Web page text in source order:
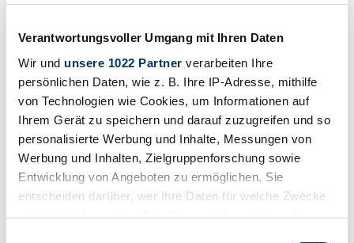
Verantwortungsvoller Umgang mit Ihren Daten
Wir und unsere 1022 Partner verarbeiten Ihre
persönlichen Daten, wie z. B. Ihre IP-Adresse, mithilfe
von Technologien wie Cookies, um Informationen auf
Ihrem Gerät zu speichern und darauf zuzugreifen und so
personalisierte Werbung und Inhalte, Messungen von
Werbung und Inhalten, Zielgruppenforschung sowie
Entwicklung von Angeboten zu ermöglichen. Sie
entscheiden darüber, wer Ihre Daten für welche Zwecke
nutzt. Sie können Ihre Einwilligung jederzeit über die